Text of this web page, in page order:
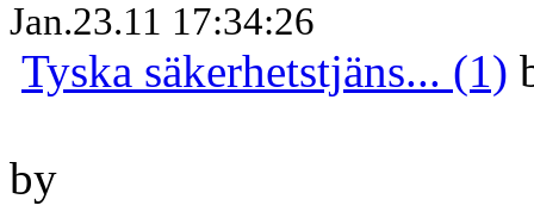
Jan.23.11 17:34:26
Tyska säkerhetstjäns... (1)
by